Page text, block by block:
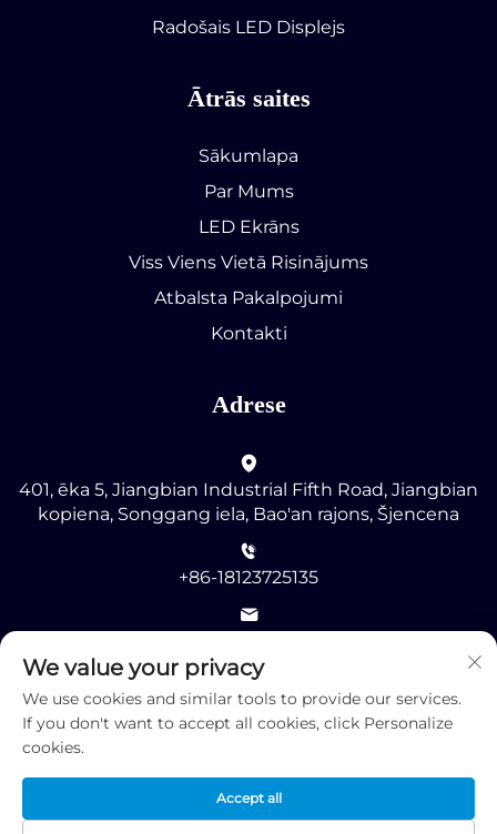
Radošais LED Displejs
Ātrās saites
Sākumlapa
Par Mums
LED Ekrāns
Viss Viens Vietā Risinājums
Atbalsta Pakalpojumi
Kontakti
Adrese
401, ēka 5, Jiangbian Industrial Fifth Road, Jiangbian
kopiena, Songgang iela, Bao'an rajons, Šjencena
+86-18123725135
Autortiesības © 2025 ar visām tiesībām patur Shenzhen
RMG Optoelectronics Co., Ltd. -
We value your privacy
We use cookies and similar tools to provide our services.
If you don't want to accept all cookies, click Personalize
cookies.
Accept all